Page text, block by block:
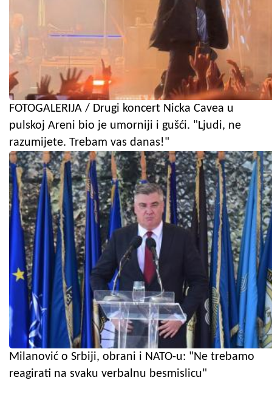
FOTOGALERIJA / Drugi koncert Nicka Cavea u
pulskoj Areni bio je umorniji i gušći. "Ljudi, ne
razumijete. Trebam vas danas!"
Milanović o Srbiji, obrani i NATO-u: "Ne trebamo
reagirati na svaku verbalnu besmislicu"